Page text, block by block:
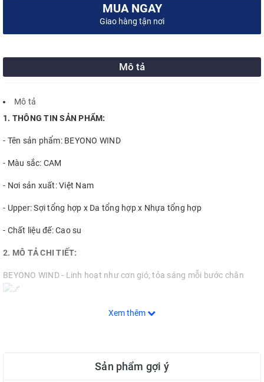
MUA NGAY
Giao hàng tận nơi
Mô tả
Mô tả
1. THÔNG TIN SẢN PHẨM:
- Tên sản phẩm: BEYONO WIND
- Màu sắc: CAM
- Nơi sản xuất: Việt Nam
- Upper: Sợi tổng hợp x Da tổng hợp x Nhựa tổng hợp
- Chất liệu đế: Cao su
2. MÔ TẢ CHI TIẾT:
BEYONO WIND - Linh hoạt như cơn gió, tỏa sáng mỗi bước chân
Năm 2024 đã đánh dấu bước chuyển mình mạnh mẽ của bộ
Để đáp ứng nhu cầu ngày càng cao, Beyono Việt Nam quyết định mở
rộng ngành hàng, hướng đến việc tạo ra những sản phẩm cầu lông
Xem thêm
Sản phẩm gợi ý